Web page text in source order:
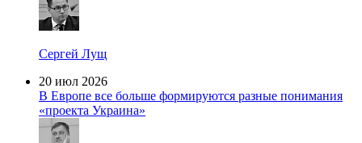
Сергей Лущ
20 июл 2026
В Европе все больше формируются разные понимания
«проекта Украина»